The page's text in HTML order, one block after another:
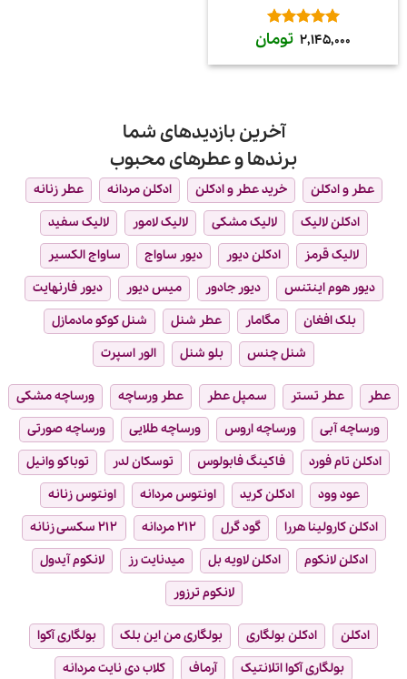
امتیاز 5از 2,145,000 تومان
آخرین بازدیدهای شما
برندها و عطرهای محبوب
عطر و ادکلن خرید عطر و ادکلن ادکلن مردانه
عطر زنانه
ادکلن لالیک
لالیک مشکی لالیک لامور
لالیک سفید
لالیک قرمز
ادکلن دیور دیور ساواج
ساواج الکسیر
دیور هوم اینتنس
دیور جادور میس دیور
دیور فارنهایت
بلک افغان
مگامار عطر شنل
شنل کوکو مادمازل
شنل چنس
بلو شنل الور اسپرت
عطر عطر تستر سمپل عطر عطر ورساچه
ورساچه مشکی
ورساچه آبی
ورساچه اروس ورساچه طلایی
ورساچه صورتی
ادکلن تام فورد
فاکینگ فابولوس توسکان لدر
توباکو وانیل
عود وود
ادکلن کرید اونتوس مردانه
اونتوس زنانه
ادکلن کارولینا هررا
گود گرل ۲۱۲ مردانه
۲۱۲ سکسی زنانه
ادکلن لانکوم
ادکلن لاویه بل میدنایت رز
لانکوم آیدول
لانکوم ترزور
ادکلن ادکلن بولگاری بولگاری من این بلک
بولگاری آکوا
بولگاری آکوا اتلانتیک
آرماف
کلاب دی نایت مردانه